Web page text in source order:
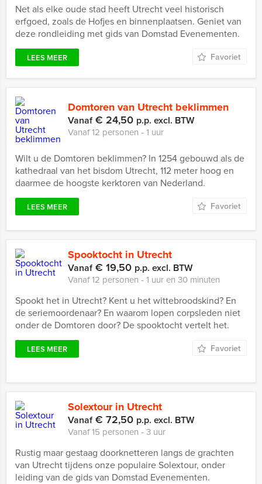
Net als elke oude stad heeft Utrecht veel historisch
erfgoed, zoals de Hofjes en binnenplaatsen. Geniet van
deze rondleiding met gids van Domstad Evenementen.
LEES MEER Favoriet
Domtoren van Utrecht beklimmen
Vanaf€ 24,50 p.p. excl. BTW
Vanaf 12 personen ‐ 1 uur
Wilt u de Domtoren beklimmen? In 1254 gebouwd als de
kathedraal van het bisdom Utrecht, 112 meter hoog en
daarmee de hoogste kerktoren van Nederland.
LEES MEER Favoriet
Spooktocht in Utrecht
Vanaf€ 19,50 p.p. excl. BTW
Vanaf 12 personen ‐ 1 uur en 30 minuten
Spookt het in Utrecht? Kent u het wittebroodskind? En
de seriemoordenaar? En waarom lopen corpsleden niet
onder de Domtoren door? De spooktocht vertelt het.
LEES MEER Favoriet
Solextour in Utrecht
Vanaf€ 72,50 p.p. excl. BTW
Vanaf 15 personen ‐ 3 uur
Rustig maar gestaag doorknetteren langs de grachten
van Utrecht tijdens onze populaire Solextour, onder
leiding van de gids van Domstad Evenementen.